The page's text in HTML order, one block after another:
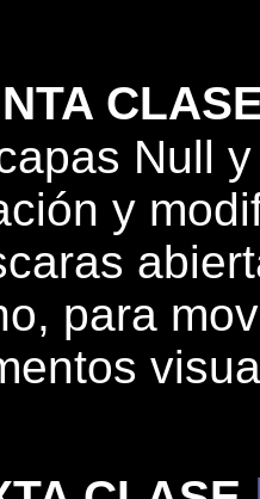
Null
y
para